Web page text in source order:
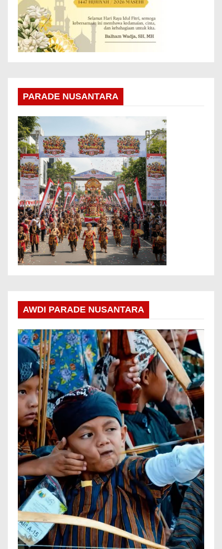
PARADE NUSANTARA
AWDI PARADE NUSANTARA